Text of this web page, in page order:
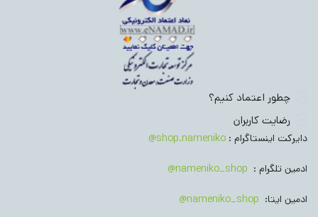
چطور اعتماد کنیم؟
رضایت کاربران
دایرکت اینستاگرام : shop.nameniko@
ادمین تلگرام : nameniko_shop@
ادمین ایتا: nameniko_shop@